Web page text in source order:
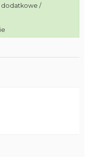
dodatkowe /